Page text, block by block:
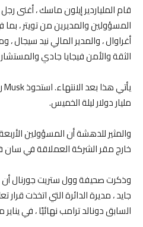
المسؤولين والمديرين من تويتر ، بما
أغراوال ، والمدير المالي نيد سيجال
الثقة والأمن فيجايا جادي
مليار دولار ليلة الخميس.
والمثير للدهشة أن المسؤولين
خارج مقر الشركة العملاقة في سان
وذكرت صحيفة وول ستريت جورنال أن
جايد ، مديرة الدائرة التي اتخذت
السابق دونالد ترامب نهائيًا ، في يناير